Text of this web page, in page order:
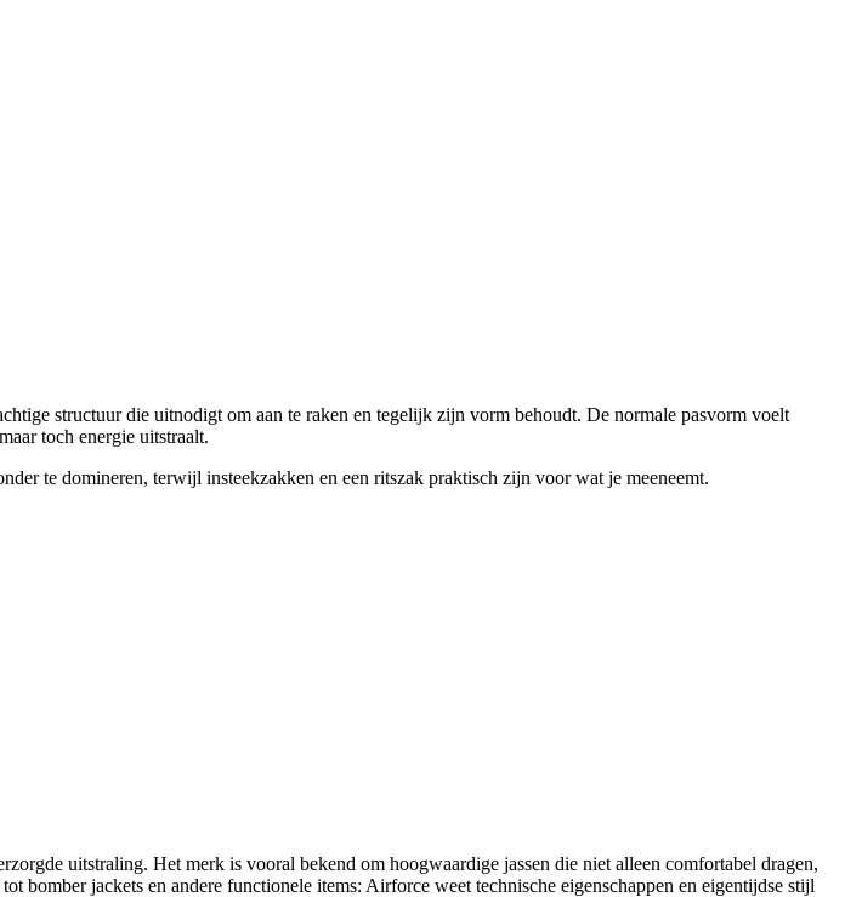
structuur die uitnodigt om aan te raken en tegelijk zijn vorm behoudt. De normale pasvorm voelt
toch energie uitstraalt.
te domineren, terwijl insteekzakken en een ritszak praktisch zijn voor wat je meeneemt.
uitstraling. Het merk is vooral bekend om hoogwaardige jassen die niet alleen comfortabel dragen,
bomber jackets en andere functionele items: Airforce weet technische eigenschappen en eigentijdse stijl